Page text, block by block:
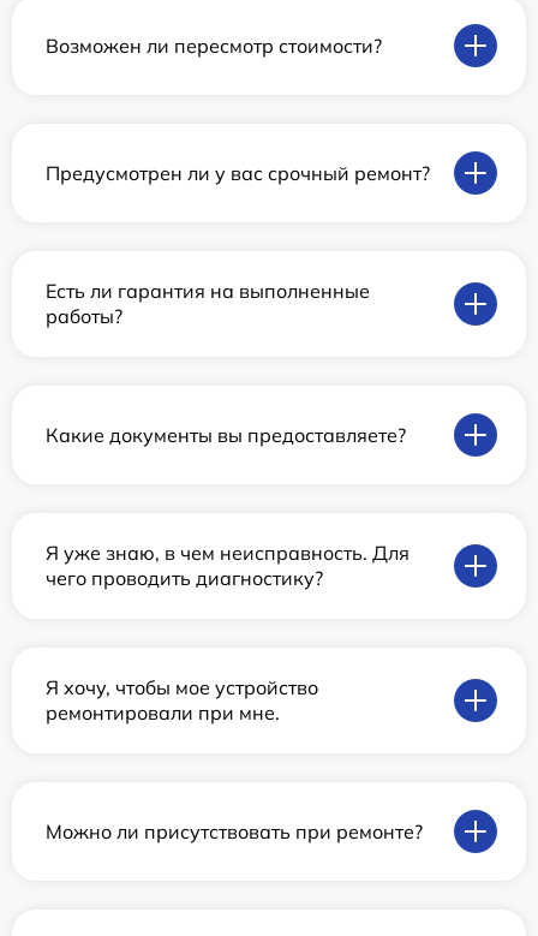
Возможен ли пересмотр стоимости?
Предусмотрен ли у вас срочный ремонт?
Есть ли гарантия на выполненные
работы?
Какие документы вы предоставляете?
Я уже знаю, в чем неисправность. Для
чего проводить диагностику?
Я хочу, чтобы мое устройство
ремонтировали при мне.
Можно ли присутствовать при ремонте?